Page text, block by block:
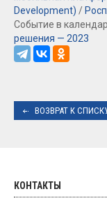
Development) /
Событие в
решения — 2023
ВОЗВРАТ К
КОНТАКТЫ